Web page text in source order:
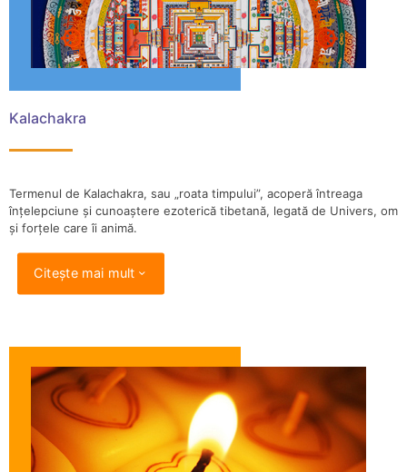
Kalachakra
Termenul de Kalachakra, sau „roata timpului”, acoperă întreaga
înțelepciune și cunoaștere ezoterică tibetană, legată de Univers, om
și forțele care îi animă.
Citește mai mult